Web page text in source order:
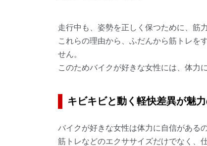
走行中も、姿勢を正しく保つために、筋
これらの理由から、ふだんから筋トレを
せん。
このためバイクが好きな女性には、体力
キビキビと動く軽快差異が魅
バイクが好きな女性は体力に自信がある
筋トレなどのエクササイズだけでなく、